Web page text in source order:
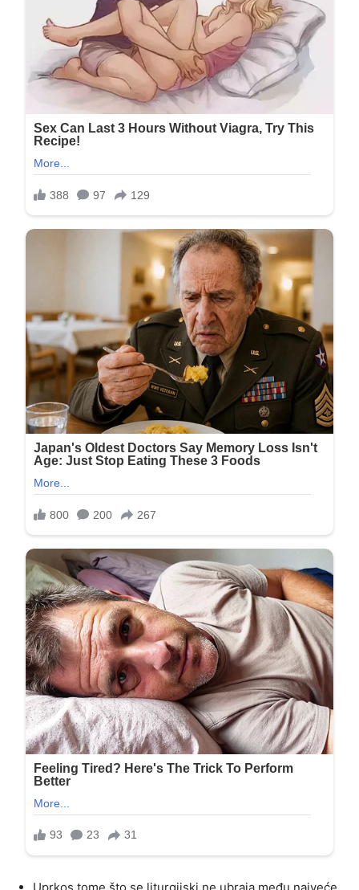
Uprkos tome što se liturgijski ne ubraja među najveće